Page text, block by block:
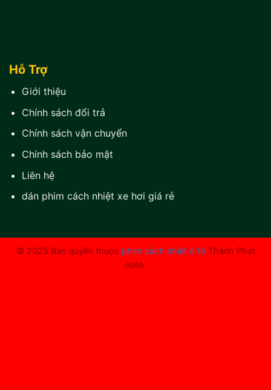
Hỗ Trợ
Giới thiệu
Chính sách đổi trả
Chính sách vận chuyển
Chính sách bảo mật
Liên hệ
dán phim cách nhiệt xe hơi giá rẻ
© 2025 Bản quyền thuộc phim cách nhiệt ô tô Thành Phát
Auto.